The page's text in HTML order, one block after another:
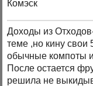
Комэск
Доходы из
теме ,но кину свои
обычные компоты
После остается
решила не